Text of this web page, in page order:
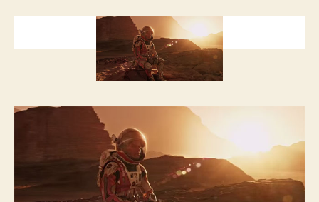
csak
a
lehető
legrosszabb
bejegyzéshez